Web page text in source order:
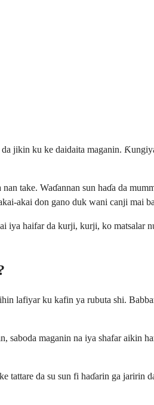
jikin ku ke daidaita maganin.
take. Waɗannan sun haɗa da
akai don gano duk wani canji mai
iya haifar da kurji, kurji, ko
lafiyar ku kafin ya rubuta shi.
saboda maganin na iya shafar
da su sun fi haɗarin ga jaririn